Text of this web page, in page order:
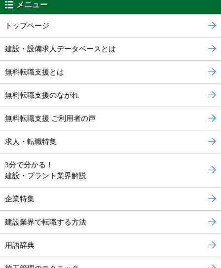
メニュー
トップページ
建設・設備求人データベースとは
無料転職支援とは
無料転職支援のながれ
無料転職支援 ご利用者の声
求人・転職特集
3分で分かる！
建設・プラント業界解説
企業特集
建設業界で転職する方法
用語辞典